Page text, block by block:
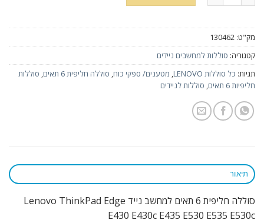
מק"ט: 130462
קטגוריה: סוללות למחשבים ניידים
תגיות: כל סוללות LENOVO מטענים/ ספקי כוח סוללה חליפית 6 תאים
סוללות
חליפיות 6 תאים
סוללות לניידים
תיאור
סוללה חליפית 6 תאים למחשב נייד Lenovo ThinkPad Edge
E430 E430c E435 E530 E535 E530c